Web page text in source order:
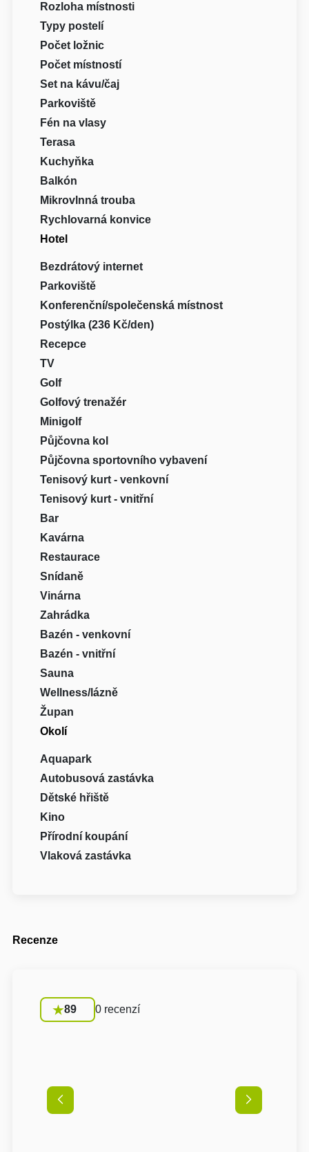
Rozloha místnosti
Typy postelí
Počet ložnic
Počet místností
Set na kávu/čaj
Parkoviště
Fén na vlasy
Terasa
Kuchyňka
Balkón
Mikrovlnná trouba
Rychlovarná konvice
Hotel
Bezdrátový internet
Parkoviště
Konferenční/společenská místnost
Postýlka (236 Kč/den)
Recepce
TV
Golf
Golfový trenažér
Minigolf
Půjčovna kol
Půjčovna sportovního vybavení
Tenisový kurt - venkovní
Tenisový kurt - vnitřní
Bar
Kavárna
Restaurace
Snídaně
Vinárna
Zahrádka
Bazén - venkovní
Bazén - vnitřní
Sauna
Wellness/lázně
Župan
Okolí
Aquapark
Autobusová zastávka
Dětské hřiště
Kino
Přírodní koupání
Vlaková zastávka
Recenze
89 0 recenzí